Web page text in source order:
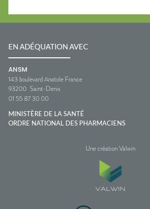
EN ADÉQUATION AVEC
ANSM
143 boulevard Anatole France
93200 Saint-Denis
01 55 87 30 00
MINISTÈRE DE LA SANTÉ
ORDRE NATIONAL DES PHARMACIENS
Une création Valwin